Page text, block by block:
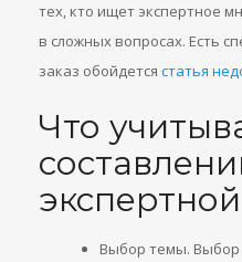
тех, кто ищет экспертное
в сложных вопросах. Есть
заказ обойдется статья
Что
Выбор темы.